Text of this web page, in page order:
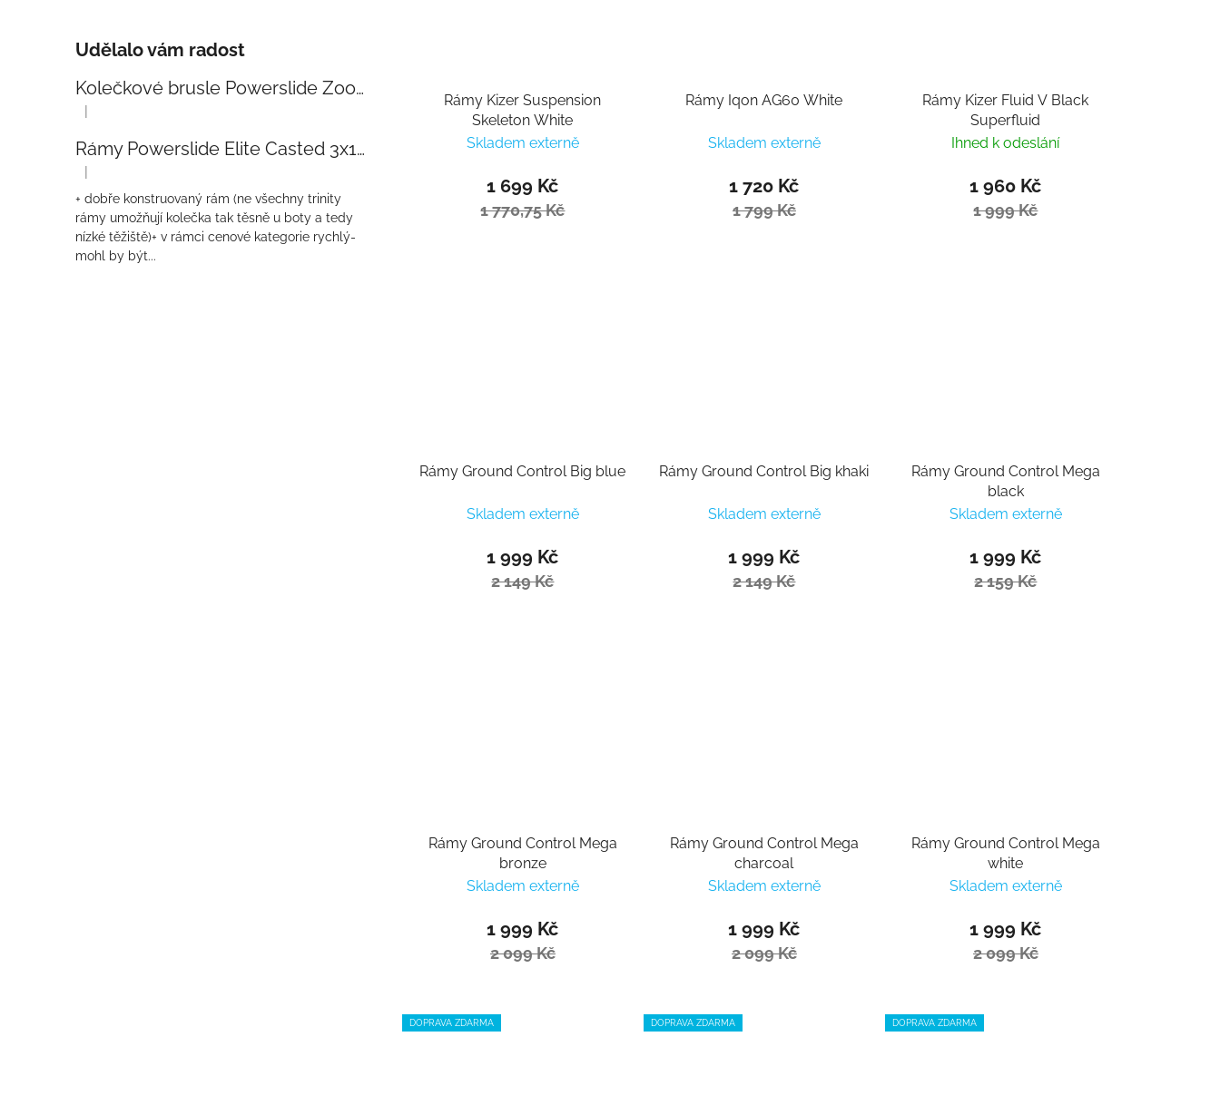
Udělalo vám radost
Kolečkové brusle Powerslide Zoom Baby Blue 80
Hodnocení produktu je 5 z 5 hvězdiček.
|
Rámy Powerslide Elite Casted 3x110 Trinity 270mm
Hodnocení produktu je 4 z 5 hvězdiček.
|
+ dobře konstruovaný rám (ne všechny trinity
rámy umožňují kolečka tak těsně u boty a tedy
nízké těžiště)+ v rámci cenové kategorie rychlý-
mohl by být...
Rámy Kizer Suspension
Skeleton White
Skladem externě
1 699 Kč
1 770,75 Kč
Rámy Iqon AG60 White
Skladem externě
1 720 Kč
1 799 Kč
Rámy Kizer Fluid V Black
Superfluid
Ihned k odeslání
1 960 Kč
1 999 Kč
Rámy Ground Control Big blue
Skladem externě
1 999 Kč
2 149 Kč
Rámy Ground Control Big khaki
Skladem externě
1 999 Kč
2 149 Kč
Rámy Ground Control Mega
black
Skladem externě
1 999 Kč
2 159 Kč
Rámy Ground Control Mega
bronze
Skladem externě
1 999 Kč
2 099 Kč
Rámy Ground Control Mega
charcoal
Skladem externě
1 999 Kč
2 099 Kč
Rámy Ground Control Mega
white
Skladem externě
1 999 Kč
2 099 Kč
DOPRAVA ZDARMA DOPRAVA ZDARMA DOPRAVA ZDARMA